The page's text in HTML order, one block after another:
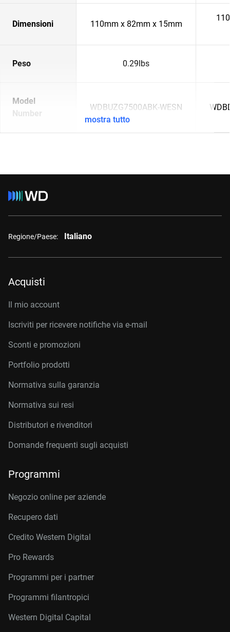
Dimensioni 110mm x 82mm x 15mm
Peso 0.29lbs
Model
Number
WDBUZG7500ABK-WESN
mostra tutto
Regione/Paese: Italiano
Acquisti
Il mio account
Iscriviti per ricevere notifiche via e-mail
Sconti e promozioni
Portfolio prodotti
Normativa sulla garanzia
Normativa sui resi
Distributori e rivenditori
Domande frequenti sugli acquisti
Programmi
Negozio online per aziende
Recupero dati
Credito Western Digital
Pro Rewards
Programmi per i partner
Programmi filantropici
Western Digital Capital